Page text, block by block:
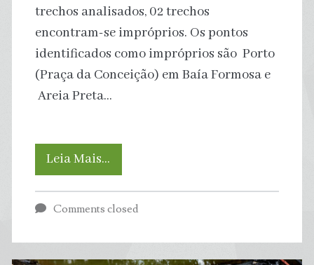
trechos analisados, 02 trechos
encontram-se impróprios. Os pontos
identificados como impróprios são Porto
(Praça da Conceição) em Baía Formosa e
Areia Preta…
Leia Mais…
Azul:
Comments closed